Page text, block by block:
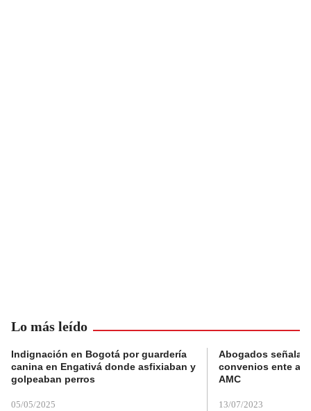
Lo más leído
Indignación en Bogotá por guardería
canina en Engativá donde asfixiaban y
golpeaban perros
05/05/2025
Abogados
convenios ente
AMC
13/07/2023